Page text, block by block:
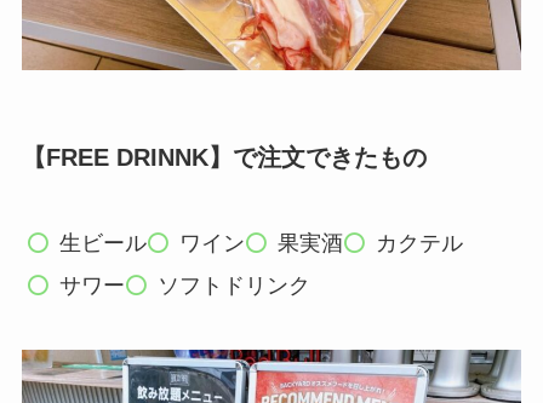
【FREE DRINNK】で注文できたもの
生ビール ワイン 果実酒
カクテル
サワー
ソフトドリンク